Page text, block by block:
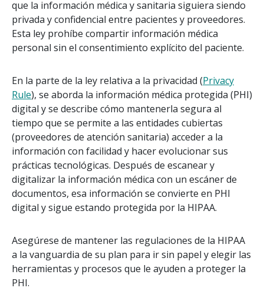
que la información médica y sanitaria siguiera siendo
privada y confidencial entre pacientes y proveedores.
Esta ley prohíbe compartir información médica
personal sin el consentimiento explícito del paciente.
En la parte de la ley relativa a la privacidad (Privacy
Rule), se aborda la información médica protegida (PHI)
digital y se describe cómo mantenerla segura al
tiempo que se permite a las entidades cubiertas
(proveedores de atención sanitaria) acceder a la
información con facilidad y hacer evolucionar sus
prácticas tecnológicas. Después de escanear y
digitalizar la información médica con un escáner de
documentos, esa información se convierte en PHI
digital y sigue estando protegida por la HIPAA.
Asegúrese de mantener las regulaciones de la HIPAA
a la vanguardia de su plan para ir sin papel y elegir las
herramientas y procesos que le ayuden a proteger la
PHI.